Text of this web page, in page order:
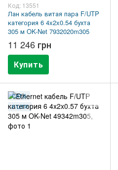
Код: 13551
Лан кабель витая пара F/UTP
категория 6 4x2x0.54 бухта
305 м OK-Net 7932020m305
11 246 грн
Купить
CAT.6
F/UTP